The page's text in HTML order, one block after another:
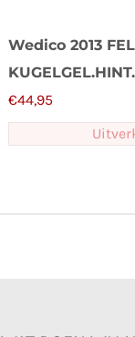
Wedico 2013
€44,95